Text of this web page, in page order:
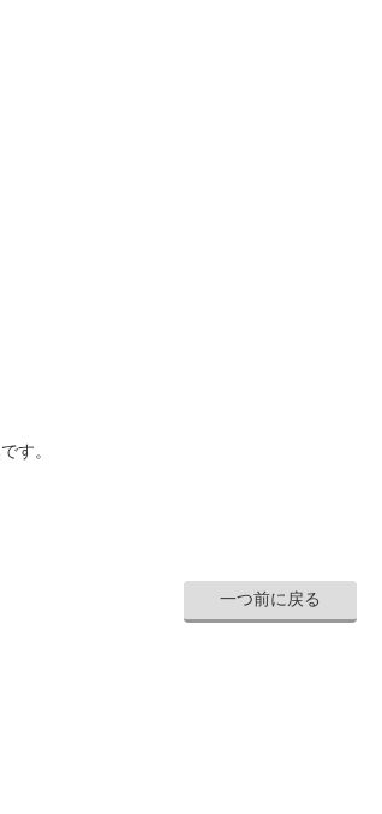
す。
一つ前に戻る